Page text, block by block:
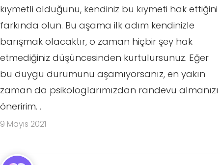
kıymetli olduğunu, kendiniz bu kıymeti hak ettiğini
farkında olun. Bu aşama ilk adım kendinizle
barışmak olacaktır, o zaman hiçbir şey hak
etmediğiniz düşüncesinden kurtulursunuz. Eğer
bu duygu durumunu aşamıyorsanız, en yakın
zaman da psikologlarımızdan randevu almanızı
öneririm. .
9 Mayıs 2021